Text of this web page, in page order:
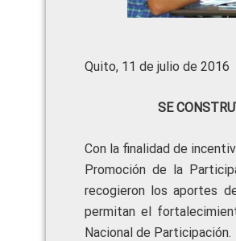
Quito, 11 de julio de 2016
SE
Con la finalidad de
Promoción de la
recogieron los aportes
permitan el
Nacional de Participación.